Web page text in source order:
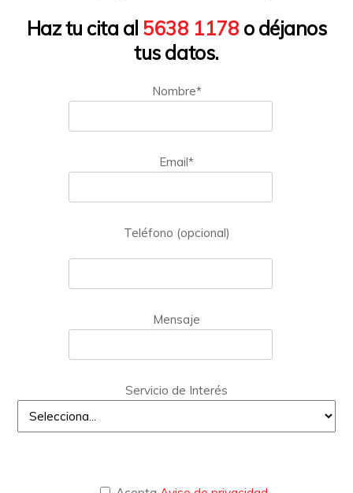
Haz tu cita al 5638 1178 o déjanos
tus datos.
Nombre*
Email*
Teléfono (opcional)
Mensaje
Servicio de Interés